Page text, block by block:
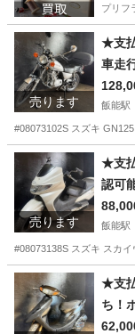
プリフ
売ります
★支
車走
の
ング
飯能駅
#08073102S スズキ
埼玉 飯能市 飯
売ります
★支
認可
人気
トガ
飯能駅
#08073138S スズキ スカ
埼玉 飯能市 飯能
★支
ち！
♪金ホ